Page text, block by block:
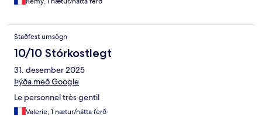
Staðfest umsögn
10/10 Stórkostlegt
31. desember 2025
Þýða með Google
Le personnel très gentil
Valerie, 1 nætur/nátta ferð